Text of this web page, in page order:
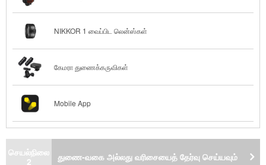
NIKKOR 1 வைப்பிட லென்ஸ்கள்
கேமரா துணைக்கருவிகள்
Mobile App
செயல்நிலை
2
துணை-வகை அல்லது வரிசையைத் தேர்வு செய்யவும்